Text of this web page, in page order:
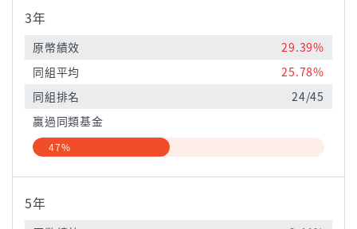
3年
原幣績效
29.39%
同組平均
25.78%
同組排名
24/45
贏過同類基金
47%
5年